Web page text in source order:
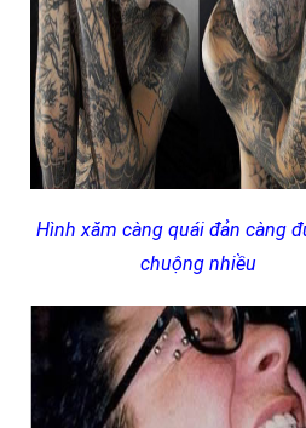
Hình xăm càng quái đản càng
chuộng nhiều